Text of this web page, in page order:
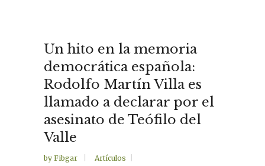
Un hito en la memoria
democrática española:
Rodolfo Martín Villa es
llamado a declarar por el
asesinato de Teófilo del
Valle
by Fibgar Artículos